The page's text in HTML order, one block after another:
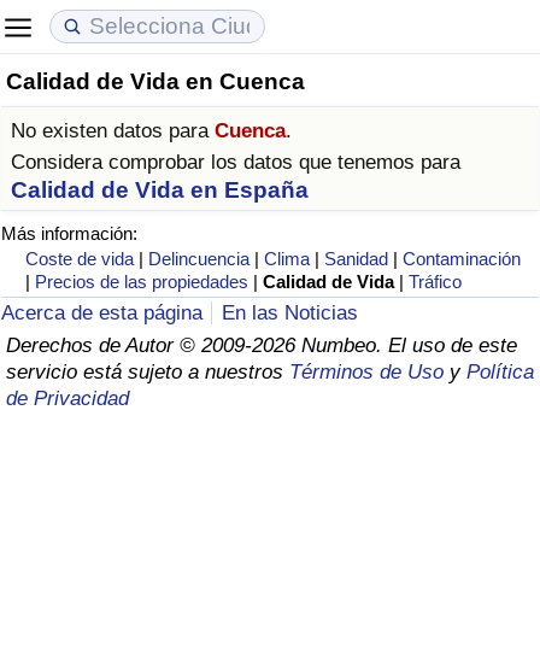
Calidad de Vida en Cuenca
No existen datos para Cuenca.
Considera comprobar los datos que tenemos para
Calidad de Vida en España
Más información:
Coste de vida | Delincuencia |Clima | Sanidad |Contaminación
| Precios de las propiedades |Calidad de Vida |Tráfico
Acerca de esta página
En las Noticias
Derechos de Autor © 2009-2026 Numbeo. El uso de este
servicio está sujeto a nuestros Términos de Uso y Política
de Privacidad
Coste de vida
Índice de Costo de Vida (Actual)
Índice de Costo de Vida
Índice de costo de vida por país
en aqaba
Precios de las propiedades
Índice de Precios de Inmuebles (Actual)
Índice de Precios de Inmuebles
Índice de Precios de Inmuebles por País
Calidad de Vida
Índice de Calidad de Vida
Índice de Calidad de Vida (Actual)
Índice de calidad de vida por país
Delincuencia
Calificación del Índice de Criminalidad